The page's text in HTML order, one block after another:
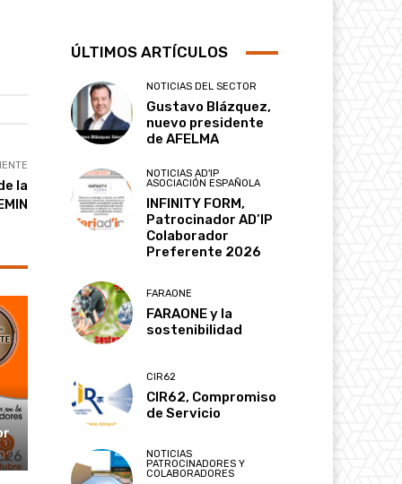
la
ÚLTIMOS ARTÍCULOS
NOTICIAS DEL SECTOR
Gustavo Blázquez,
nuevo presidente
de AFELMA
NOTICIAS AD'IP
ASOCIACIÓN ESPAÑOLA
INFINITY FORM,
Patrocinador AD’IP
Colaborador
Preferente 2026
FARAONE
FARAONE y la
sostenibilidad
CIR62
CIR62, Compromiso
de Servicio
NOTICIAS
PATROCINADORES Y
COLABORADORES